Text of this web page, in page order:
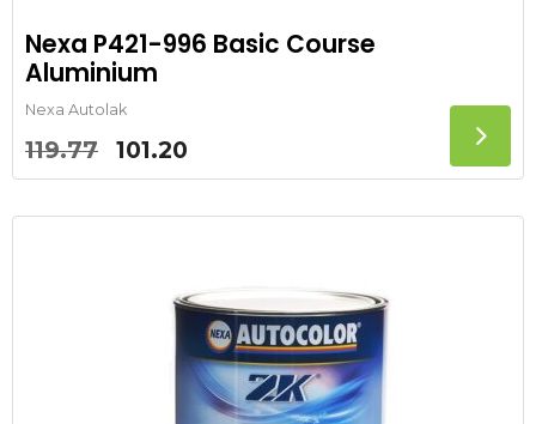
Nexa P421-996 Basic Course
Aluminium
Nexa Autolak
119.77
Oorspronkelijke
prijs
was:
101.20
prijs
is: